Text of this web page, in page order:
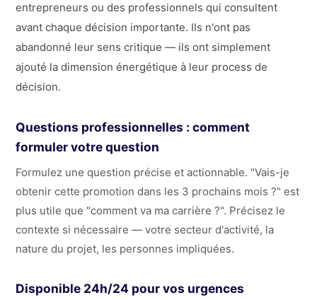
entrepreneurs ou des professionnels qui consultent
avant chaque décision importante. Ils n'ont pas
abandonné leur sens critique — ils ont simplement
ajouté la dimension énergétique à leur process de
décision.
Questions professionnelles : comment
formuler votre question
Formulez une question précise et actionnable. "Vais-je
obtenir cette promotion dans les 3 prochains mois ?" est
plus utile que "comment va ma carrière ?". Précisez le
contexte si nécessaire — votre secteur d'activité, la
nature du projet, les personnes impliquées.
Disponible 24h/24 pour vos urgences